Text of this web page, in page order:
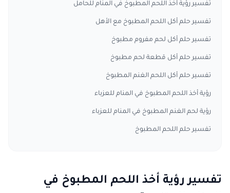
تفسير رؤية أخذ اللحم المطبوخ في المنام للحامل
تفسير حلم أكل اللحم المطبوخ مع الأهل
تفسير حلم أكل لحم مفروم مطبوخ
تفسير حلم أكل قطعة لحم مطبوخ
تفسير حلم أكل اللحم الغنم المطبوخ
رؤية أخذ اللحم المطبوخ في المنام للعزباء
رؤية لحم الغنم المطبوخ في المنام للعزباء
تفسير حلم اللحم المطبوخ
تفسير رؤية أخذ اللحم المطبوخ في